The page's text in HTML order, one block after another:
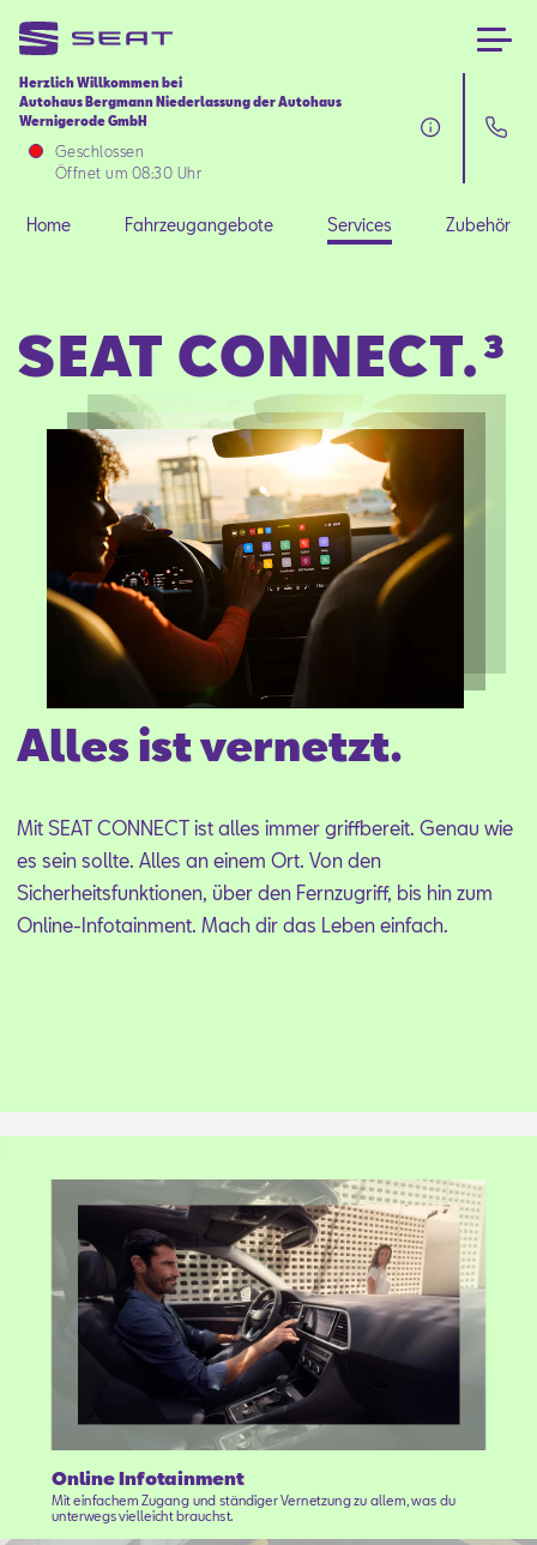
Herzlich Willkommen bei
Autohaus Bergmann Niederlassung der Autohaus
Wernigerode GmbH
Geschlossen
Öffnet um 08:30 Uhr
Home
Zubehör
SEAT FOR BUSINESS
Über uns
Aktionen
Home Fahrzeugangebote Services Zubehör
SEAT CONNECT.³
Alles ist vernetzt.
Mit SEAT CON­NECT ist al­les im­mer griff­be­reit. Ge­nau wie
es sein soll­te. Al­les an ei­nem Ort. Von den
Si­cher­heits­funk­tio­nen, über den Fern­zu­griff, bis hin zum
On­line-In­fo­tain­ment. Mach dir das Le­ben ein­fach.
Online Infotainment
Mit einfachem Zugang und ständiger Vernetzung zu allem, was du
unterwegs vielleicht brauchst.